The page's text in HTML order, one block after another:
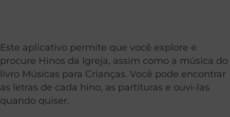
Este aplicativo permite que você explore e
procure Hinos da Igreja, assim como a música do
livro Músicas para Crianças. Você pode encontrar
as letras de cada hino, as partituras e ouvi-las
quando quiser.